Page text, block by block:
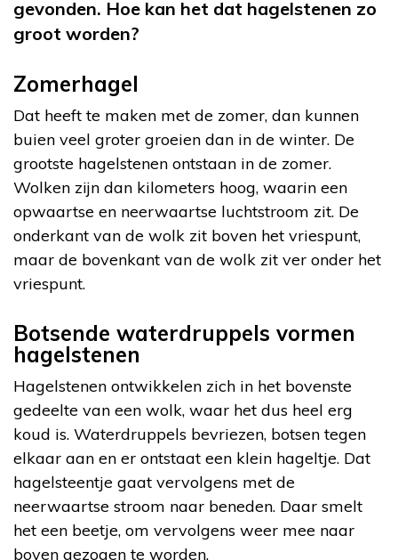
gevonden. Hoe kan het dat hagelstenen zo
groot worden?
Zomerhagel
Dat heeft te maken met de zomer, dan kunnen
buien veel groter groeien dan in de winter. De
grootste hagelstenen ontstaan in de zomer.
Wolken zijn dan kilometers hoog, waarin een
opwaartse en neerwaartse luchtstroom zit. De
onderkant van de wolk zit boven het vriespunt,
maar de bovenkant van de wolk zit ver onder het
vriespunt.
Botsende waterdruppels vormen
hagelstenen
Hagelstenen ontwikkelen zich in het bovenste
gedeelte van een wolk, waar het dus heel erg
koud is. Waterdruppels bevriezen, botsen tegen
elkaar aan en er ontstaat een klein hageltje. Dat
hagelsteentje gaat vervolgens met de
neerwaartse stroom naar beneden. Daar smelt
het een beetje, om vervolgens weer mee naar
boven gezogen te worden.